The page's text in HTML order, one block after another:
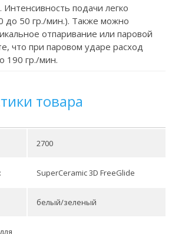
Интенсивность подачи легко
до 50 гр./мин.). Также можно
отпаривание или паровой
что при паровом ударе расход
190 гр./мин.
товара
2700
SuperCeramic 3D FreeGlide
белый/зеленый